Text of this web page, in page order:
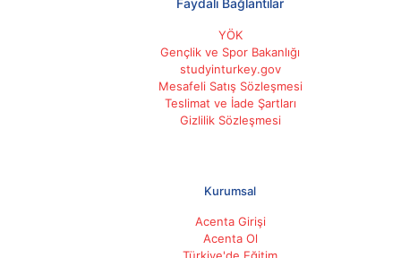
YÖK
Gençlik ve Spor Bakanlığı
studyinturkey.gov
Mesafeli Satış Sözleşmesi
Teslimat ve İade Şartları
Gizlilik Sözleşmesi
Kurumsal
Acenta Girişi
Acenta Ol
Türkiye'de Eğitim